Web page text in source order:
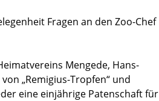
Fragen an den Zoo-Chef
Mengede, Hans-
„Remigius-Tropfen“ und
eine einjährige Patenschaft für